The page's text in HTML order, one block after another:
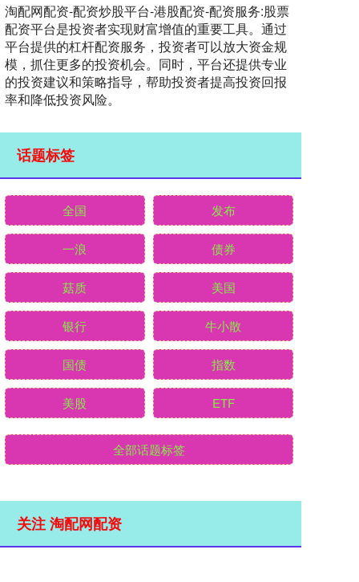
淘配网配资-配资炒股平台-港股配资-配资服务:股票
配资平台是投资者实现财富增值的重要工具。通过
平台提供的杠杆配资服务，投资者可以放大资金规
模，抓住更多的投资机会。同时，平台还提供专业
的投资建议和策略指导，帮助投资者提高投资回报
率和降低投资风险。
话题标签
全国 发布
一浪 债券
菇质 美国
银行 牛小散
国债 指数
美股 ETF
全部话题标签
关注 淘配网配资